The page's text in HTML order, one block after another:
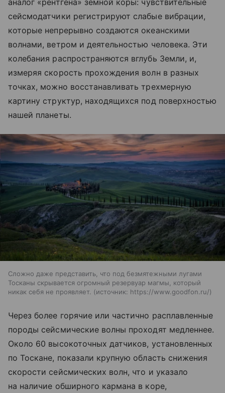
сейсмодатчики регистрируют слабые вибрации,
которые непрерывно создаются океанскими
волнами, ветром и деятельностью человека. Эти
колебания распространяются вглубь Земли, и,
измеряя скорость прохождения волн в разных
точках, можно восстанавливать трехмерную
картину структур, находящихся под поверхностью
нашей планеты.
Сложно даже представить, что под безмятежными лугами
Тосканы скрывается огромный резервуар магмы, который
никак себя не проявляет.
источник: https://www.goodfon.ru/
Через более горячие или частично расплавленные
породы сейсмические волны проходят медленнее.
Около 60 высокоточных датчиков, установленных
по Тоскане, показали крупную область снижения
скорости сейсмических волн, что и указало
на наличие обширного кармана в коре,